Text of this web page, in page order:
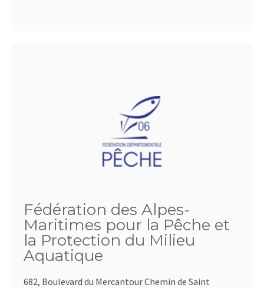
Fédération des Alpes-
Maritimes pour la Pêche et
la Protection du Milieu
Aquatique
682, Boulevard du Mercantour Chemin de Saint